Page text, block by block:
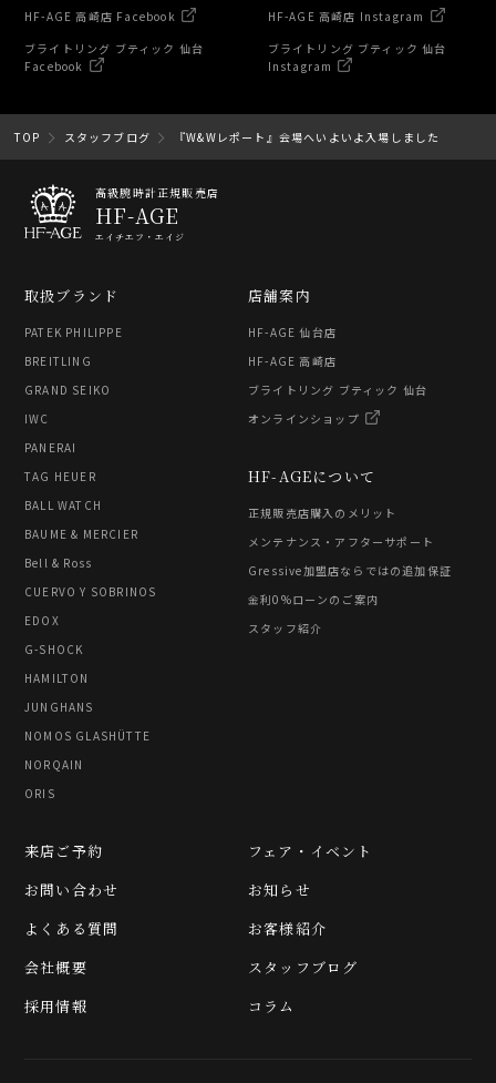
HF-AGE 高崎店 Facebook
ブライトリング ブティック 仙台
Facebook
HF-AGE 高崎店 Instagram
ブライトリング ブティック 仙台
Instagram
TOP スタッフブログ 『W&Wレポート』会場へいよいよ入場しました
高級腕時計正規販売店
HF-AGE
エイチエフ・エイジ
取扱ブランド
PATEK PHILIPPE
BREITLING
GRAND SEIKO
IWC
PANERAI
TAG HEUER
BALL WATCH
BAUME & MERCIER
Bell & Ross
CUERVO Y SOBRINOS
EDOX
G-SHOCK
HAMILTON
JUNGHANS
NOMOS GLASHÜTTE
NORQAIN
ORIS
HF-AGEについて
正規販売店購入のメリット
メンテナンス・アフターサポート
Gressive加盟店ならではの追加保証
金利0%ローンのご案内
スタッフ紹介
店舗案内
HF-AGE 仙台店
HF-AGE 高崎店
ブライトリング ブティック 仙台
オンラインショップ
フェア・イベント
お知らせ
お客様紹介
スタッフブログ
コラム
来店ご予約
お問い合わせ
よくある質問
会社概要
採用情報